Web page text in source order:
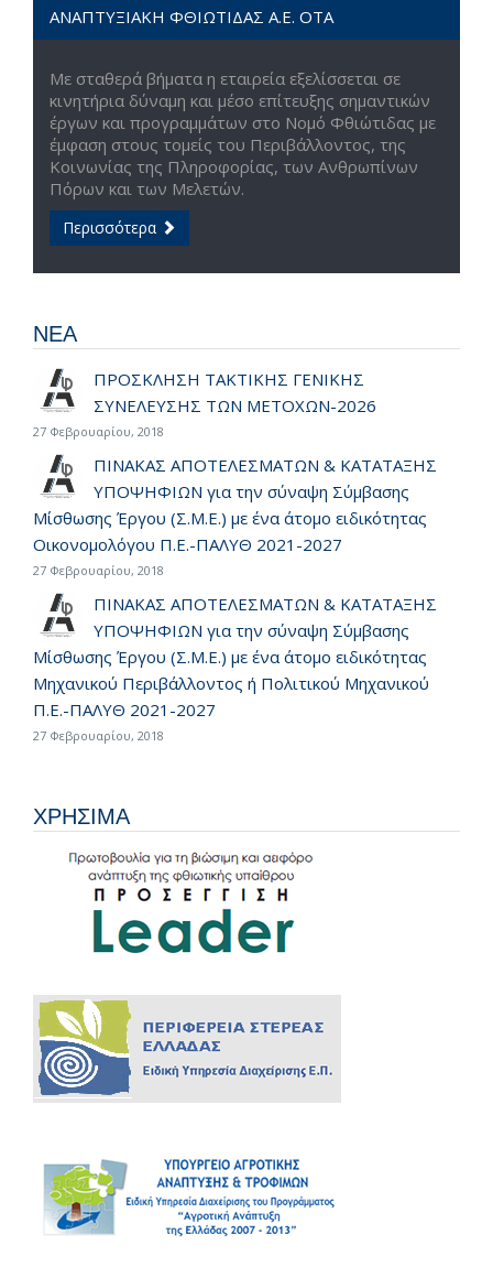
ΑΝΑΠΤΥΞΙΑΚΗ ΦΘΙΩΤΙΔΑΣ Α.Ε. ΟΤΑ
Με σταθερά βήματα η εταιρεία εξελίσσεται σε
κινητήρια δύναμη και μέσο επίτευξης σημαντικών
έργων και προγραμμάτων στο Νομό Φθιώτιδας με
έμφαση στους τομείς του Περιβάλλοντος, της
Κοινωνίας της Πληροφορίας, των Ανθρωπίνων
Πόρων και των Μελετών.
Περισσότερα
ΝΕΑ
ΠΡΟΣΚΛΗΣΗ ΤΑΚΤΙΚΗΣ ΓΕΝΙΚΗΣ
ΣΥΝΕΛΕΥΣΗΣ ΤΩΝ ΜΕΤΟΧΩΝ-2026
27 Φεβρουαρίου, 2018
ΠΙΝΑΚΑΣ ΑΠΟΤΕΛΕΣΜΑΤΩΝ & ΚΑΤΑΤΑΞΗΣ
ΥΠΟΨΗΦΙΩΝ για την σύναψη Σύμβασης
Μίσθωσης Έργου (Σ.Μ.Ε.) με ένα άτομο ειδικότητας
Οικονομολόγου Π.Ε.-ΠΑΛΥΘ 2021-2027
27 Φεβρουαρίου, 2018
ΠΙΝΑΚΑΣ ΑΠΟΤΕΛΕΣΜΑΤΩΝ & ΚΑΤΑΤΑΞΗΣ
ΥΠΟΨΗΦΙΩΝ για την σύναψη Σύμβασης
Μίσθωσης Έργου (Σ.Μ.Ε.) με ένα άτομο ειδικότητας
Μηχανικού Περιβάλλοντος ή Πολιτικού Μηχανικού
Π.Ε.-ΠΑΛΥΘ 2021-2027
27 Φεβρουαρίου, 2018
ΧΡΗΣΙΜΑ